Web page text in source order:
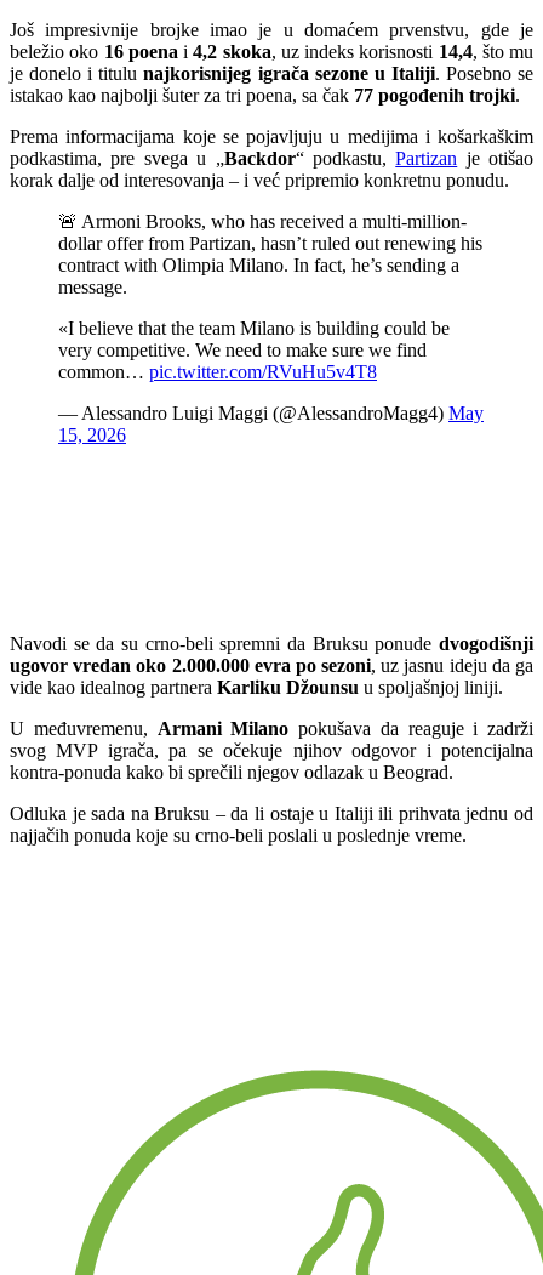
Još impresivnije brojke imao je u domaćem prvenstvu, gde je
beležio oko 16 poena i4,2 skoka, uz indeks korisnosti 14,4, što mu
je donelo i titulunajkorisnijeg igrača sezone u Italiji. Posebno se
istakao kao najbolji šuter za tri poena, sa čak 77 pogođenih trojki.
Prema informacijama koje se pojavljuju u medijima i košarkaškim
podkastima, pre svega u „Backdor“ podkastu,Partizan je otišao
korak dalje od interesovanja – i već pripremio konkretnu ponudu.
🚨 Armoni Brooks, who has received a multi-million-
dollar offer from Partizan, hasn’t ruled out renewing his
contract with Olimpia Milano. In fact, he’s sending a
message.
«I believe that the team Milano is building could be
very competitive. We need to make sure we find
common… pic.twitter.com/RVuHu5v4T8
— Alessandro Luigi Maggi (@AlessandroMagg4) May
15, 2026
Navodi se da su crno-beli spremni da Bruksu ponude dvogodišnji
ugovor vredan oko 2.000.000 evra po sezoni, uz jasnu ideju da ga
vide kao idealnog partnera Karliku Džounsu u spoljašnjoj liniji.
U međuvremenu, Armani Milano pokušava da reaguje i zadrži
svog MVP igrača, pa se očekuje njihov odgovor i potencijalna
kontra-ponuda kako bi sprečili njegov odlazak u Beograd.
Odluka je sada na Bruksu – da li ostaje u Italiji ili prihvata jednu od
najjačih ponuda koje su crno-beli poslali u poslednje vreme.